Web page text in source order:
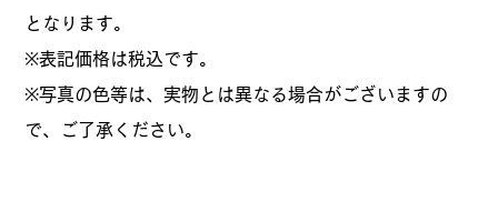
となります。
​※表記価格は税込です。
※写真の色等は、実物とは異なる場合がございますの
で、ご了承ください。